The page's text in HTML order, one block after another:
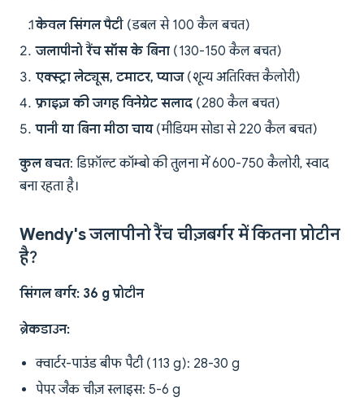
केवल सिंगल पैटी (डबल से 100 कैल बचत)
जलापीनो रैंच सॉस के बिना (130-150 कैल बचत)
एक्स्ट्रा लेट्यूस, टमाटर, प्याज(शून्य अतिरिक्त कैलोरी)
फ्राइज़ की जगह विनेग्रेट सलाद (280 कैल बचत)
पानी या बिना मीठा चाय(मीडियम सोडा से 220 कैल बचत)
कुल बचत: डिफ़ॉल्ट कॉम्बो की तुलना में 600-750 कैलोरी, स्वाद
बना रहता है।
Wendy's जलापीनो रैंच चीज़बर्गर में कितना प्रोटीन
है?
सिंगल बर्गर: 36 g प्रोटीन
ब्रेकडाउन:
क्वार्टर-पाउंड बीफ पैटी (113 g): 28-30 g
पेपर जैक चीज़ स्लाइस: 5-6 g